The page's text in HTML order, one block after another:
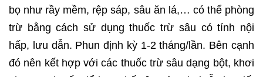
bọ như rầy mềm, rệp sáp, sâu ăn lá,… có thể phòng
trừ bằng cách sử dụng thuốc trừ sâu có tính nội
hấp, lưu dẫn. Phun định kỳ 1-2 tháng/lần. Bên cạnh
đó nên kết hợp với các thuốc trừ sâu dạng bột, khơi